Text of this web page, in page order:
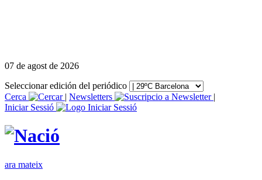
07 de agost de 2026
Seleccionar edición del periódico
Cerca
| Newsletters
|
Iniciar Sessió
ara mateix